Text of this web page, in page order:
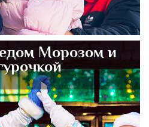
Морозом и